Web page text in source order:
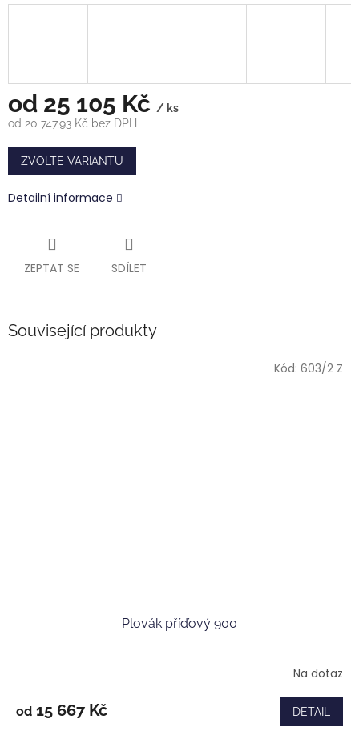
od 25 105 Kč / ks
od 20 747,93 Kč bez DPH
Měrná
cena:
ZVOLTE VARIANTU
Detailní informace
ZEPTAT SE SDÍLET
Související produkty
Plovák příďový 900
Na dotaz
od 15 667 Kč DETAIL
Kód: 603/2 Z